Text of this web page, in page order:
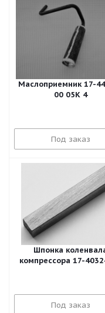
Маслоприемник 17-
00 05K 4
Под заказ
Шпонка
компрессора 17-
Под заказ